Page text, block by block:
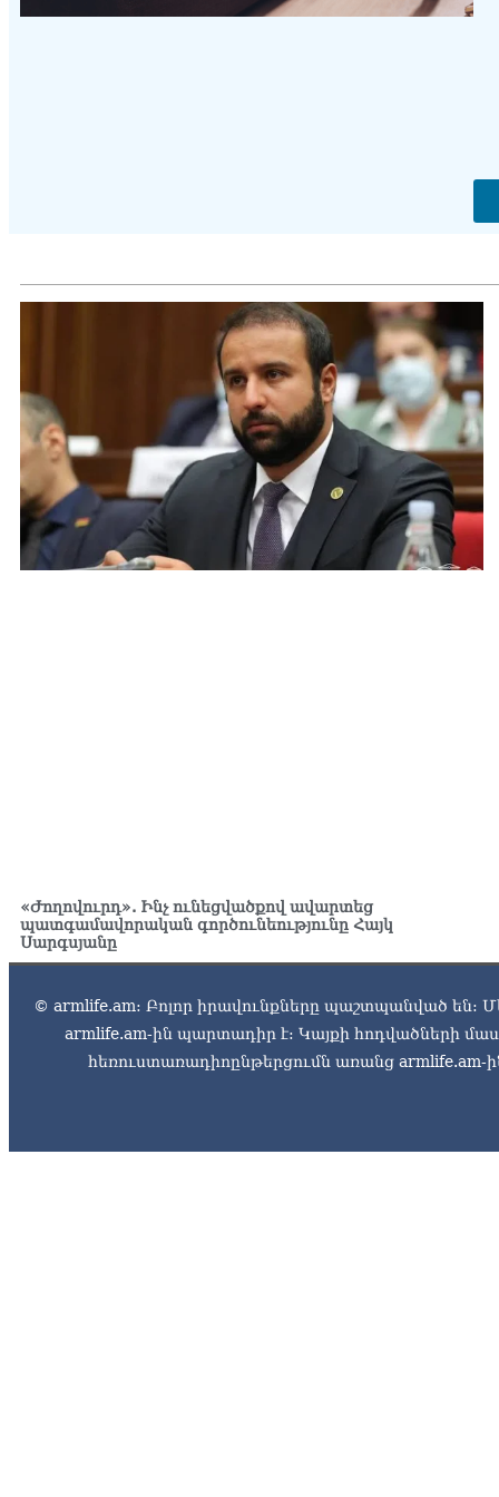
«Ժողովուրդ». Ինչ ունեցվածքով ավարտեց
պատգամավորական գործունեությունը Հայկ
Սարգսյանը
© armlife.am: Բոլոր իրավունքները պաշտպանված են:
armlife.am-ին պարտադիր է: Կայքի հոդվածների
հեռուստառադիոընթերցումն առանց armlife.am-